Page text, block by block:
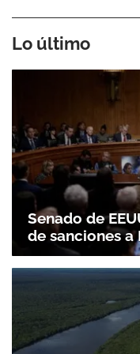
Lo último
Senado de
de sanciones a